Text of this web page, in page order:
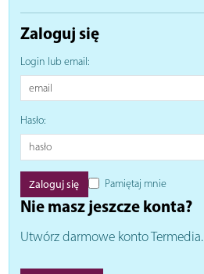
Zaloguj się
Login lub email:
Hasło:
Pamiętaj mnie
Nie masz jeszcze konta?
Utwórz darmowe konto Termedia.